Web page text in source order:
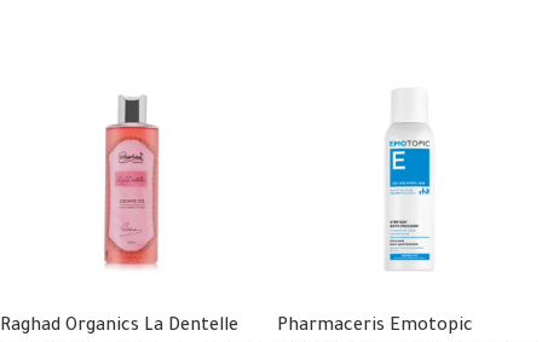
Raghad Organics La Dentelle
Pharmaceris Emotopic